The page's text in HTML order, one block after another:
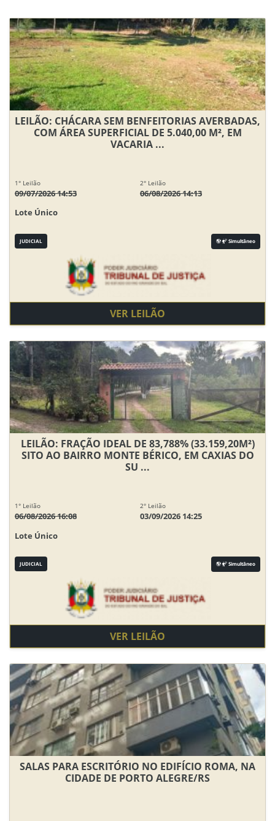
LEILÃO: CHÁCARA SEM BENFEITORIAS AVERBADAS,
COM ÁREA SUPERFICIAL DE 5.040,00 M², EM
VACARIA ...
1° Leilão
09/07/2026 14:53
2° Leilão
06/08/2026 14:13
Lote Único
JUDICIAL Simultâneo
VER LEILÃO
LEILÃO: FRAÇÃO IDEAL DE 83,788% (33.159,20M²)
SITO AO BAIRRO MONTE BÉRICO, EM CAXIAS DO
SU ...
1° Leilão
06/08/2026 16:08
2° Leilão
03/09/2026 14:25
Lote Único
JUDICIAL Simultâneo
VER LEILÃO
SALAS PARA ESCRITÓRIO NO EDIFÍCIO ROMA, NA
CIDADE DE PORTO ALEGRE/RS